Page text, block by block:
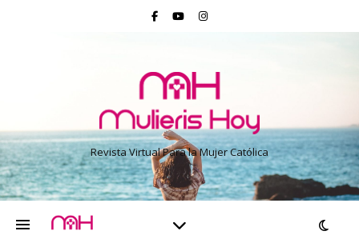
Revista Virtual Para la Mujer Católica